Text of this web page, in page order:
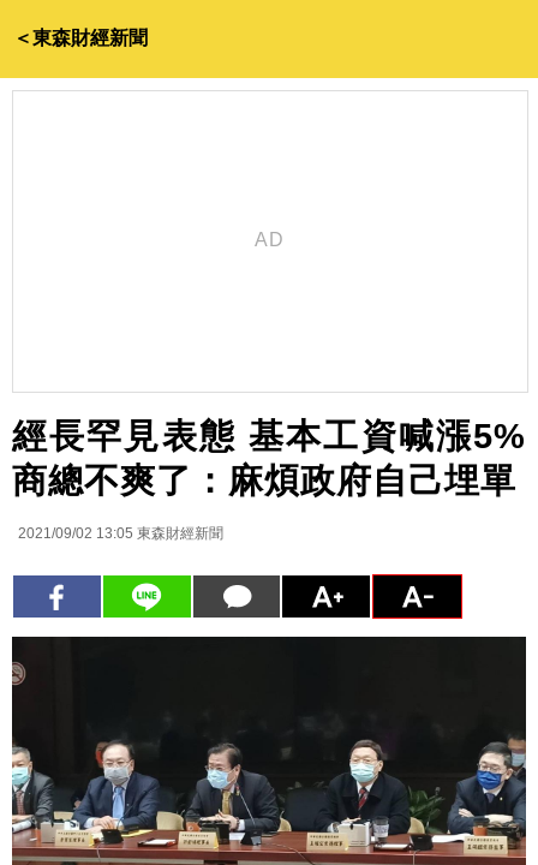
＜東森財經新聞
經長罕見表態 基本工資喊漲5%
商總不爽了：麻煩政府自己埋單
2021/09/02 13:05 東森財經新聞